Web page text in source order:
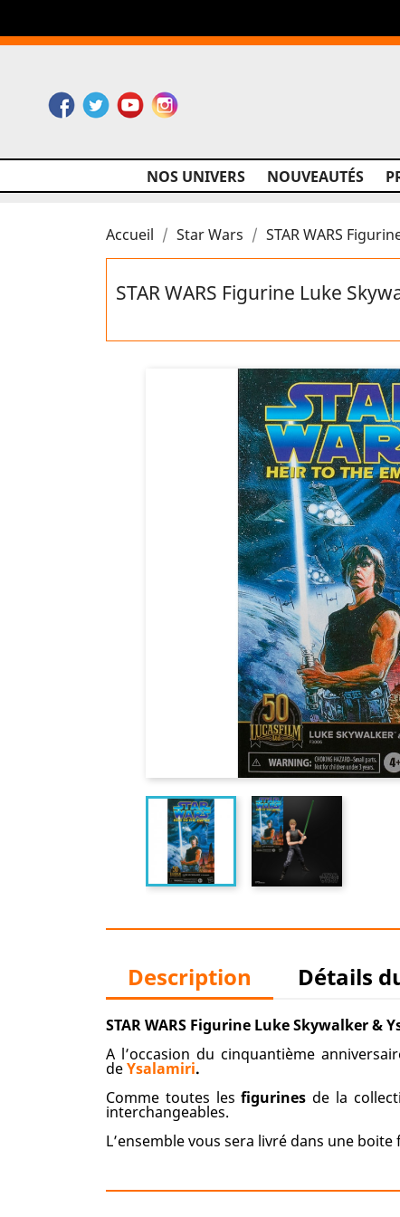
Facebook
TwitterYouTubeInstagram
NOS UNIVERS NOUVEAUTÉS
Accueil Star Wars STAR WARS
STAR WARS Figurine Luke
Description Détails
STAR WARS Figurine Luke Skywalker &
A l’occasion du cinquantième
deYsalamiri.
Comme toutes lesfigurines de la
interchangeables.
L’ensemble vous sera livré dans une